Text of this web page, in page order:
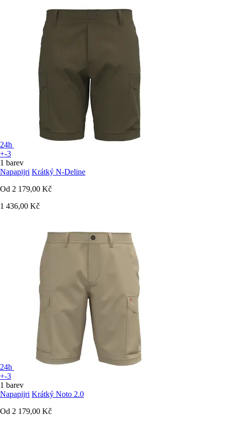
24h
+-3
1 barev
Napapijri Krátký N-Deline
Od 2 179,00 Kč
1 436,00 Kč
24h
+-3
1 barev
Napapijri Krátký Noto 2.0
Od 2 179,00 Kč